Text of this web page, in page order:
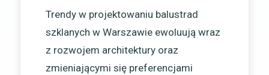
Trendy w projektowaniu balustrad
szklanych w Warszawie ewoluują wraz
z rozwojem architektury oraz
zmieniającymi się preferencjami